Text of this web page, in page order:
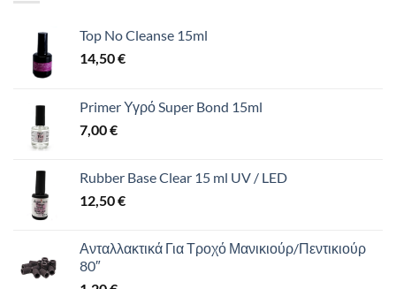
Top No Cleanse 15ml
14,50€
Primer Υγρό Super Bond 15ml
7,00€
Rubber Base Clear 15 ml UV / LED
12,50€
Ανταλλακτικά Για Τροχό Μανικιούρ/Πεντικιούρ
80″